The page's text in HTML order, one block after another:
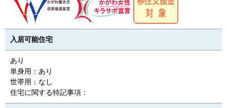
入居可能住宅
あり
単身用：あり
世帯用：なし
住宅に関する特記事項：